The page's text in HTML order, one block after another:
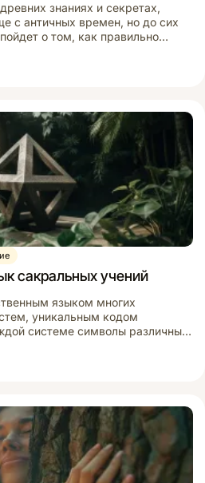
знаниях и секретах,
с античных времен, но до сих
о том, как правильно
имеют глубокие
с различными культурными,
сакральных учений
языком многих
уникальным кодом
системе символы различны,
совершенно новые
доступным то, что обычно